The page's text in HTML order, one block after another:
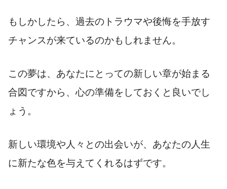
もしかしたら、過去のトラウマや後悔を手放す
チャンスが来ているのかもしれません。
この夢は、あなたにとっての新しい章が始まる
合図ですから、心の準備をしておくと良いでし
ょう。
新しい環境や人々との出会いが、あなたの人生
に新たな色を与えてくれるはずです。